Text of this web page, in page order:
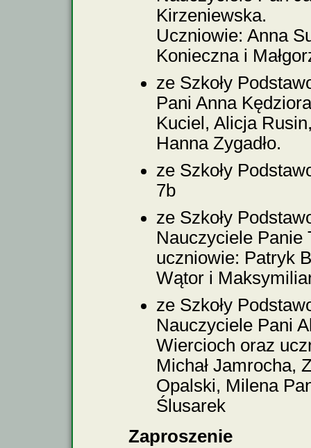
Kirzeniewska.
Uczniowie: Anna
Konieczna i
ze Szkoły
Pani Anna
Kuciel, Alicja
Hanna Zygadło.
ze Szkoły
7b
ze Szkoły
Nauczyciele Panie
uczniowie: Patryk
Wątor i
ze Szkoły
Nauczyciele Pani
Wiercioch oraz
Michał Jamrocha,
Opalski, Milena
Ślusarek
Zaproszenie